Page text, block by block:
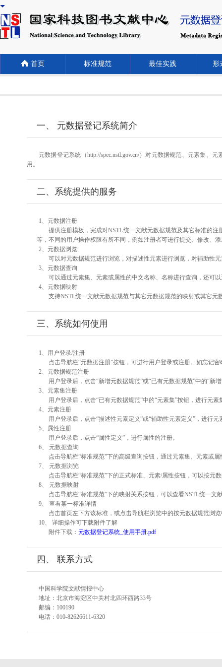
首页 标准规范 最佳实践 形
一、 元数据登记系统简介
元数据登记系统（http://spec.nstl.gov.cn/）对元数据规范、元素集
用。
二、系统提供的服务
1、元数据注册
提供注册模板，完成对NSTL统一文献元数据规范及其它标准的
等，不同的用户操作权限有所不同，例如注册者可进行提交、修改、
2、元数据浏览
可以对元数据规范进行浏览，对描述性元素进行浏览，对辅助性
3、元数据查询
可以通过元素集、元素或属性的中文名称、名称进行查询，还可
4、元数据映射
支持NSTL统一文献元数据规范与其它元数据规范的映射或其它元
三、系统如何使用
1、用户登录/注册
点击导航栏“元数据注册”按钮，可进行用户登录或注册。如忘记
2、元数据规范注册
用户登录后，点击“新增元数据规范”或“已有元数据规范”中的“新
3、元素集注册
用户登录后，点击“已有元数据规范”中的“元素集”按钮，进行元素
4、元素注册
用户登录后，点击“描述性元素定义”或“辅助性元素定义”，进行元
5、属性注册
用户登录后，点击“属性定义”，进行属性的注册。
6、 元数据查询
点击导航栏“标准规范”下的高级查询按钮，通过元素集、元素或
7、 元数据浏览
点击导航栏“标准规范”下的正式标准、元素/属性按钮，可以按元
8、 元数据映射
点击导航栏“标准规范”下的映射关系按钮，可以查看NSTL统一文
9、 查看某一标准详情
点击首页左下方该标准，或点击导航栏浏览中的按元数据规范浏
10、 详细操作可下载附件了解
附件下载： 元数据登记系统_使用手册.pdf
四、 联系方式
中国科学院文献情报中心
地址：北京市海淀区中关村北四环西路33号
邮编：100190
电话：010-82626611-6320